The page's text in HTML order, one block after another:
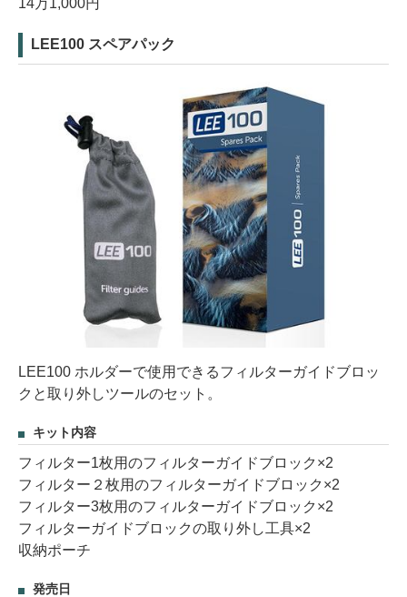
14万1,000円
LEE100 スペアパック
LEE100 ホルダーで使用できるフィルターガイドブロッ
クと取り外しツールのセット。
キット内容
フィルター1枚用のフィルターガイドブロック×2
フィルター２枚用のフィルターガイドブロック×2
フィルター3枚用のフィルターガイドブロック×2
フィルターガイドブロックの取り外し工具×2
収納ポーチ
発売日